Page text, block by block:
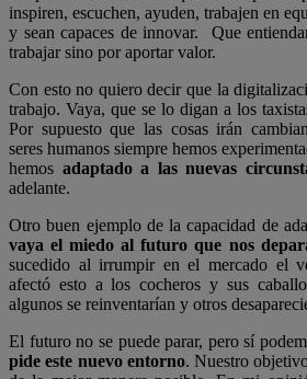
inspiren, escuchen, ayuden, trabajen en
y sean capaces de innovar.
Que
trabajar sino por aportar valor.
Con esto no quiero decir que la
trabajo. Vaya, que se lo digan a los
Por supuesto que las cosas irán
seres humanos siempre hemos
hemos adaptado a las nuevas
adelante.
Otro buen ejemplo de la capacidad de
vaya el miedo al futuro que nos
sucedido al irrumpir en el mercado el
afectó esto a los cocheros y sus
algunos se reinventarían y otros
El futuro no se puede parar, pero sí
pide este nuevo entorno. Nuestro